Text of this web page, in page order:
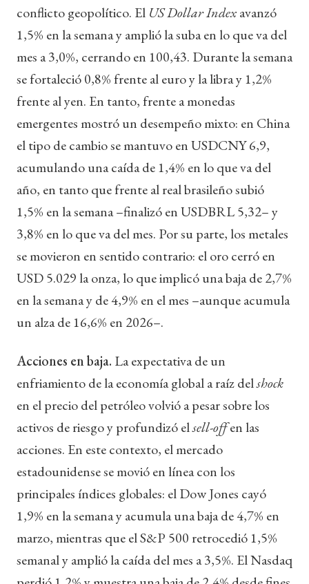
conflicto geopolítico. El US Dollar Indexavanzó
1,5% en la semana y amplió la suba en lo que va del
mes a 3,0%, cerrando en 100,43. Durante la semana
se fortaleció 0,8% frente al euro y la libra y 1,2%
frente al yen. En tanto, frente a monedas
emergentes mostró un desempeño mixto: en China
el tipo de cambio se mantuvo en USDCNY 6,9,
acumulando una caída de 1,4% en lo que va del
año, en tanto que frente al real brasileño subió
1,5% en la semana –finalizó en USDBRL 5,32– y
3,8% en lo que va del mes. Por su parte, los metales
se movieron en sentido contrario: el oro cerró en
USD 5.029 la onza, lo que implicó una baja de 2,7%
en la semana y de 4,9% en el mes –aunque acumula
un alza de 16,6% en 2026–.
Acciones en baja. La expectativa de un
enfriamiento de la economía global a raíz delshock
en el precio del petróleo volvió a pesar sobre los
activos de riesgo y profundizó elsell-offen las
acciones. En este contexto, el mercado
estadounidense se movió en línea con los
principales índices globales: el Dow Jones cayó
1,9% en la semana y acumula una baja de 4,7% en
marzo, mientras que el S&P 500 retrocedió 1,5%
semanal y amplió la caída del mes a 3,5%. El Nasdaq